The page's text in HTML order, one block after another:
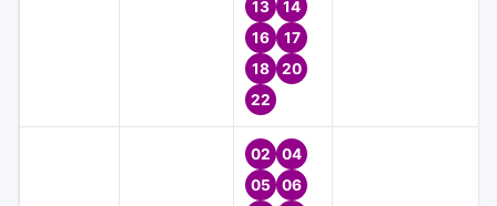
13
14
16
17
18
20
22
02
04
05
06